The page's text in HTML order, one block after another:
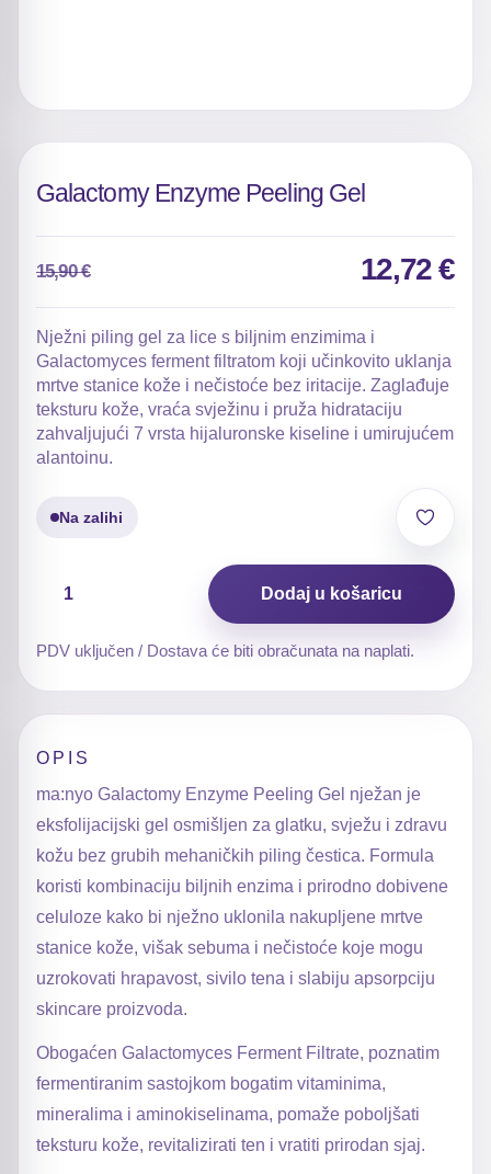
Galactomy Enzyme Peeling Gel
15,90€
Izvorna
cijena
bila
je:
15,90 €.
12,72€
Trenutna
cijena
je:
12,72 €.
Nježni piling gel za lice s biljnim enzimima i
Galactomyces ferment filtratom koji učinkovito uklanja
mrtve stanice kože i nečistoće bez iritacije. Zaglađuje
teksturu kože, vraća svježinu i pruža hidrataciju
zahvaljujući 7 vrsta hijaluronske kiseline i umirujućem
alantoinu.
Na zalihi
Galactomy
Gel
količina
Dodaj u košaricu
PDV uključen / Dostava će biti obračunata na naplati.
OPIS
ma:nyo Galactomy Enzyme Peeling Gel nježan je
eksfolijacijski gel osmišljen za glatku, svježu i zdravu
kožu bez grubih mehaničkih piling čestica. Formula
koristi kombinaciju biljnih enzima i prirodno dobivene
celuloze kako bi nježno uklonila nakupljene mrtve
stanice kože, višak sebuma i nečistoće koje mogu
uzrokovati hrapavost, sivilo tena i slabiju apsorpciju
skincare proizvoda.
Obogaćen Galactomyces Ferment Filtrate, poznatim
fermentiranim sastojkom bogatim vitaminima,
mineralima i aminokiselinama, pomaže poboljšati
teksturu kože, revitalizirati ten i vratiti prirodan sjaj.